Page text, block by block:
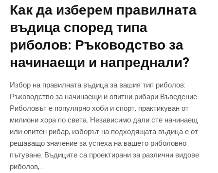
Как да изберем правилната
въдица според типа
риболов: Ръководство за
начинаещи и напреднали?
Избор на правилната въдица за вашия тип риболов:
Ръководство за начинаещи и опитни рибари Въведение
Риболовът е популярно хоби и спорт, практикуван от
милиони хора по света. Независимо дали сте начинаещ
или опитен рибар, изборът на подходящата въдица е от
решаващо значение за успеха на вашето риболовно
пътуване. Въдиците са проектирани за различни видове
риболов,...